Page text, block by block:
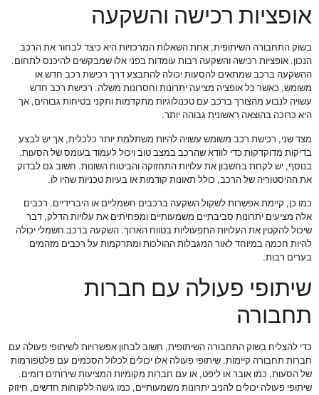
אופציות רכישה והשקעה
בשוק התחבורה השיתופית, אחת השאלות המרכזיות היא כיצד לבחור את הרכב
הנכון. אופציות רכישה והשקעה רבות עומדות בפני אלו שמבקשים להיכנס לתחום.
ההשקעה ברכב שמתאים להסעות יכולה להתבצע דרך רכישת רכב חדש או
משומש, כאשר כל אופציה מציעה יתרונות וחסרונות משלה. רכישת רכב חדש
עשויה לנבוע מהצורך ברכב עם טכנולוגיות מתקדמות ותקני בטיחות גבוהים, אך
היא כרוכה בהוצאה ראשונית גבוהה יותר.
מצד שני, רכישת רכב משומש עשויה להיות משתלמת יותר כלכלית, אך יש לבצע
בדיקות מדוקדקות כדי לוודא שהרכב במצב טוב ויכול לעמוד בעומס של הסעות.
בנוסף, יש לקחת בחשבון את עלויות התחזוקה והביטוח השונות. חשוב גם לבדוק
את ההיסטוריה של הרכב, כולל תאונות קודמות או בעיות טכניות שהיו לו.
כמו כן, קיימת אפשרות לשקול השקעה ברכבים חשמליים או היברידיים. רכבים
אלה מציעים יתרונות סביבתיים משמעותיים ומפחיתים את עלויות הדלק, דבר
שיכול להקטין את העלויות התפעוליות בטווח הארוך. השקעה ברכב חשמלי יכולה
להיות חכמה במיוחד לאור המגבלות ההולכות ומתרקמות על רכבים מזהמים
בערים רבות.
שיתופי פעולה עם חברות
תחבורה
כדי להצליח בשוק התחבורה השיתופית, חשוב לבחון אפשרויות לשיתופי פעולה עם
חברות תחבורה קיימות. שיתופי פעולה אלו יכולים לכלול הסכמים עם פלטפורמות
של הסעות, כמו אובר או ליפט, או עם חברות מקומיות המציעות שירותים דומים.
שיתופי פעולה יכולים להניב יתרונות משמעותיים, כמו גישה ללקוחות חדשים, חיזוק